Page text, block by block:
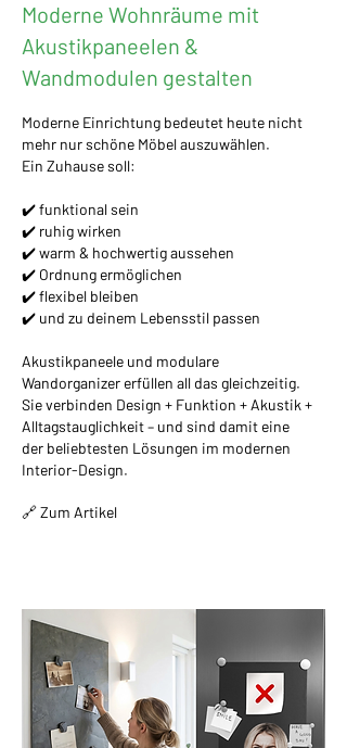
Moderne Wohnräume mit
Akustikpaneelen &
Wandmodulen gestalten
Moderne Einrichtung bedeutet heute nicht
mehr nur schöne Möbel auszuwählen.
Ein Zuhause soll:
✔️ funktional sein
✔️ ruhig wirken
✔️ warm & hochwertig aussehen
✔️ Ordnung ermöglichen
✔️ flexibel bleiben
✔️ und zu deinem Lebensstil passen
Akustikpaneele und modulare
Wandorganizer erfüllen all das gleichzeitig.
Sie verbinden Design + Funktion + Akustik +
Alltagstauglichkeit – und sind damit eine
der beliebtesten Lösungen im modernen
Interior-Design.
🔗 Zum Artikel